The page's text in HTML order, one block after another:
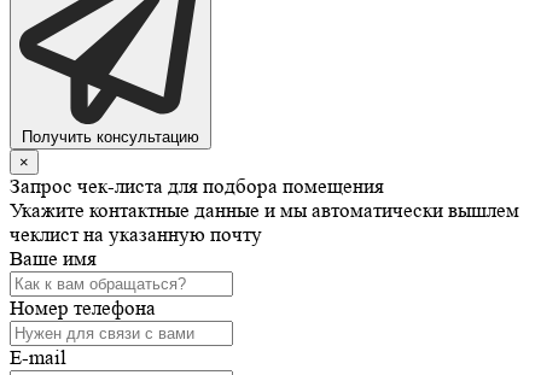
Получить консультацию
×
Запрос чек-листа для подбора помещения
Укажите контактные данные и мы автоматически вышлем
чеклист на указанную почту
Ваше имя
Номер телефона
E-mail